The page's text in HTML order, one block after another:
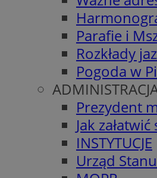
Parafie i
Rozkłady
Pogoda w
Prezydent
Jak
INSTYTUCJE
Urząd